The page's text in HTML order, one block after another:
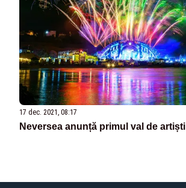
17 dec. 2021, 08:17
Neversea anunță primul val de artiști